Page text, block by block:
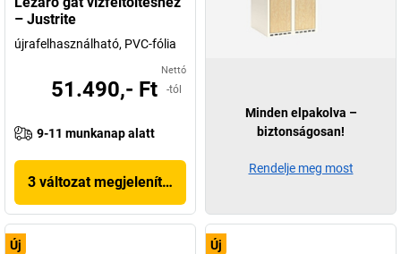
– Justrite
újrafelhasználható, PVC-fólia
Nettó
51.490,- Ft -tól
9-11 munkanap alatt
3 változat megjelenítése
Új Új
Minden elpakolva –
biztonságosan!
Rendelje meg most